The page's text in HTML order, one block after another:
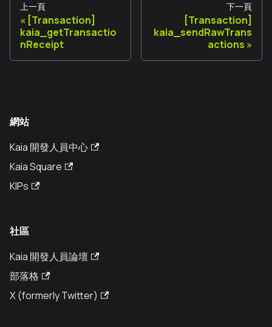
上一頁
[Transaction]
kaia_getTransactio
nReceipt
下一頁
[Transaction]
kaia_sendRawTrans
actions
網站
Kaia 開發人員中心
Kaia Square
KIPs
社區
Kaia 開發人員論壇
部落格
X (formerly Twitter)